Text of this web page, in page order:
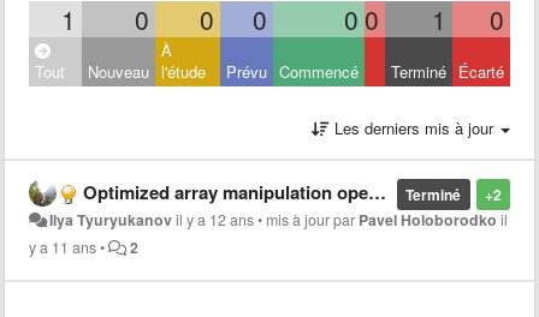
1 0 0 0 0 0 1 0
Tout Nouveau
À
l'étude
Prévu Commencé Terminé Écarté
Les derniers mis à jour
+2
Terminé
Optimized array manipulation operations
Ilya Tyuryukanovil y a 12 ans• mis à jour par Pavel Holoborodko il
y a 11 ans• 2